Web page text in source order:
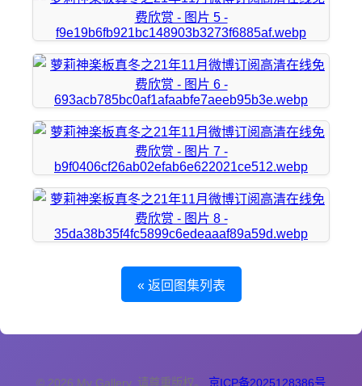
« 返回图集列表
© 2026 My Gallery. 请尊重版权。 京ICP备2025128386号